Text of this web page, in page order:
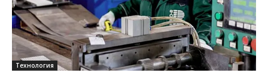
Технология